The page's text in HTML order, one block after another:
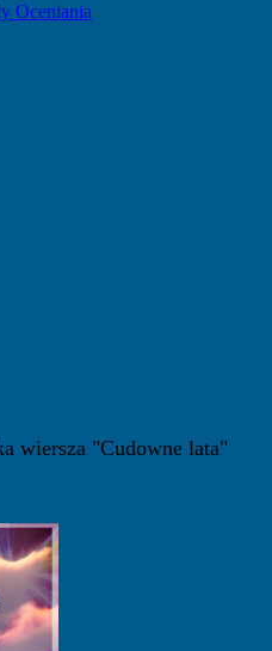
Oceniania
wiersza "Cudowne lata"